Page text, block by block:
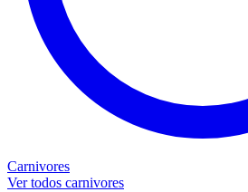
Carnivores
Ver todos carnivores